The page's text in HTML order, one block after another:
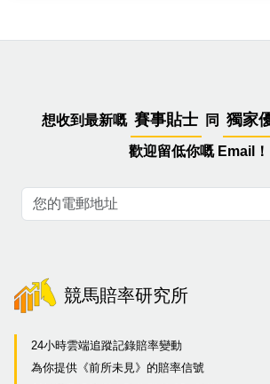
想收到最新嘅 賽事貼士 同 獨家
歡迎留低你嘅 Email！
競馬賠率研究所
24小時雲端追蹤記錄賠率變動
為你提供《前所未見》的賠率信號